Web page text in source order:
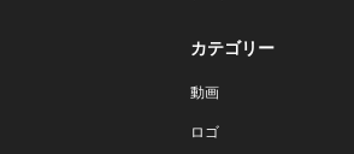
カテゴリー
動画
ロゴ